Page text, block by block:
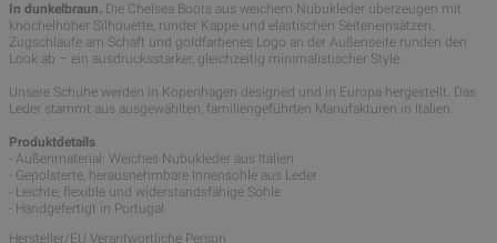
In dunkelbraun. Die Chelsea Boots aus weichem Nubukleder überzeugen mit
knöchelhoher Silhouette, runder Kappe und elastischen Seiteneinsätzen.
Zugschlaufe am Schaft und goldfarbenes Logo an der Außenseite runden den
Look ab – ein ausdrucksstarker, gleichzeitig minimalistischer Style.
Unsere Schuhe werden in Kopenhagen designed und in Europa hergestellt. Das
Leder stammt aus ausgewählten, familiengeführten Manufakturen in Italien.
Produktdetails
- Außenmaterial: Weiches Nubukleder aus Italien
- Gepolsterte, herausnehmbare Innensohle aus Leder
- Leichte, flexible und widerstandsfähige Sohle
- Handgefertigt in Portugal
Hersteller/EU Verantwortliche Person